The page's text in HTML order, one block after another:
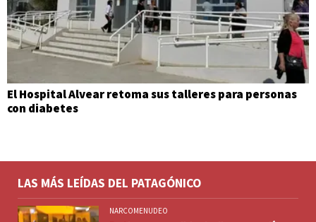
El Hospital Alvear retoma sus talleres para personas
con diabetes
LAS MÁS LEÍDAS DEL PATAGÓNICO
NARCOMENUDEO